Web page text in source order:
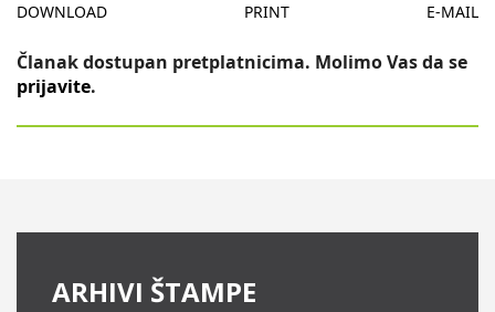
DOWNLOAD PRINT E-MAIL
Članak dostupan pretplatnicima. Molimo Vas da se
prijavite.
ARHIVI ŠTAMPE